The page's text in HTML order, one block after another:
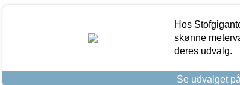
Hos
skønne
deres udvalg.
Se udvalget